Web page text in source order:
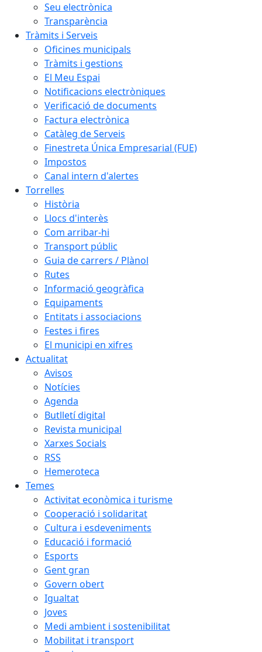
Seu electrònica
Transparència
Tràmits i Serveis
Oficines municipals
Tràmits i gestions
El Meu Espai
Notificacions electròniques
Verificació de documents
Factura electrònica
Catàleg de Serveis
Finestreta Única Empresarial (FUE)
Impostos
Canal intern d'alertes
Torrelles
Història
Llocs d'interès
Com arribar-hi
Transport públic
Guia de carrers / Plànol
Rutes
Informació geogràfica
Equipaments
Entitats i associacions
Festes i fires
El municipi en xifres
Actualitat
Avisos
Notícies
Agenda
Butlletí digital
Revista municipal
Xarxes Socials
RSS
Hemeroteca
Temes
Activitat econòmica i turisme
Cooperació i solidaritat
Cultura i esdeveniments
Educació i formació
Esports
Gent gran
Govern obert
Igualtat
Joves
Medi ambient i sostenibilitat
Mobilitat i transport